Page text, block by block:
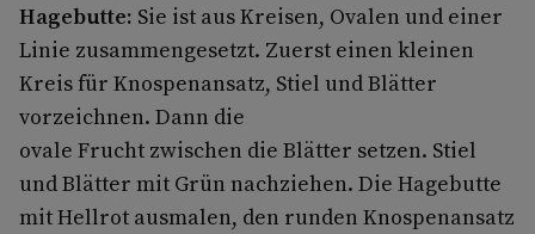
Hagebutte: Sie ist aus Kreisen, Ovalen und einer
Linie zusammengesetzt. Zuerst einen kleinen
Kreis für Knospenansatz, Stiel und Blätter
vorzeichnen. Dann die
ovale Frucht zwischen die Blätter setzen. Stiel
und Blätter mit Grün nachziehen. Die Hagebutte
mit Hellrot ausmalen, den runden Knospenansatz